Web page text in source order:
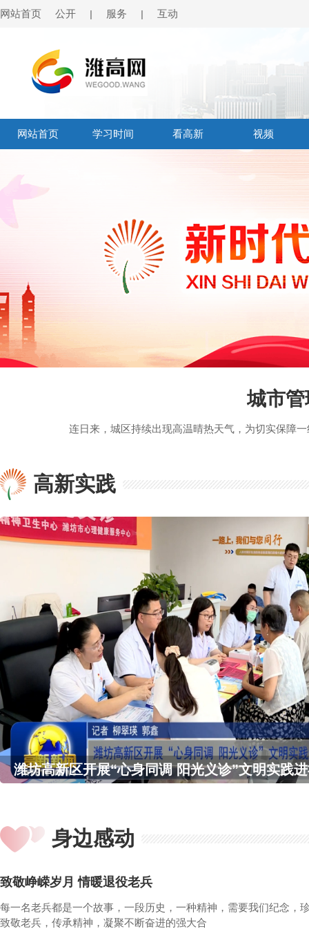
网站首页 公开 | 服务 | 互动
网站首页 学习时间 看高新 视频
城市
高新实践
潍坊高新区开展“心身同调 阳光义诊”文明实践
身边感动
致敬峥嵘岁月 情暖退役老兵
每一名老兵都是一个故事，一段历史，一种精神，需要我们纪念
致敬老兵，传承精神，凝聚不断奋进的强大合